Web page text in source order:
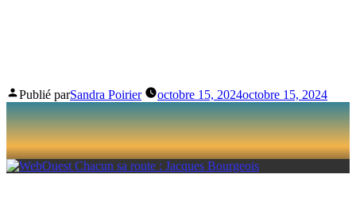
Publié parSandra Poirier octobre 15, 2024octobre 15, 2024